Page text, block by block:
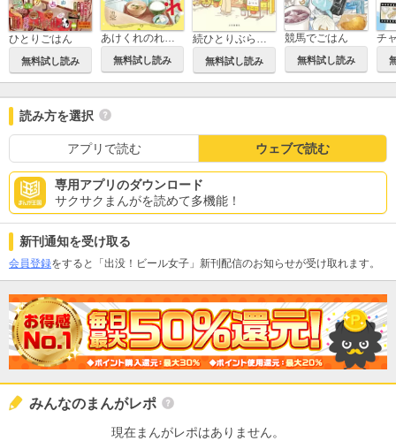
ひとりごはん
無料試し読み 無料試し読み 無料試し読み
競馬でごはん
無料試し読み
読み方を選択
アプリで読む ウェブで読む
専用アプリのダウンロード
サクサクまんがを読めて多機能！
新刊通知を受け取る
会員登録をすると「出没！ビール女子」新刊配信のお知らせが受け取れます。
みんなのまんがレポ
現在まんがレポはありません。